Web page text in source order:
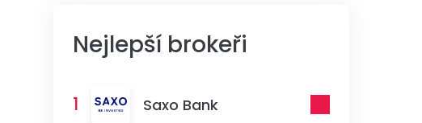
Nejlepší brokeři
1 Saxo Bank